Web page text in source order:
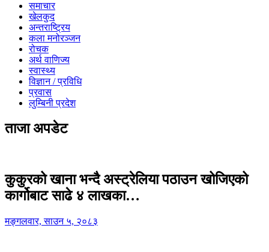
समाचार
खेलकुद
अन्तराष्ट्रिय
कला मनोरञ्जन
रोचक
अर्थ वाणिज्य
स्वास्थ्य
विज्ञान / प्रविधि
प्रवास
लुम्बिनी प्रदेश
ताजा अपडेट
कुकुरको खाना भन्दै अस्ट्रेलिया पठाउन खोजिएको
कार्गोबाट साढे ४ लाखका…
मङ्गलवार, साउन ५, २०८३